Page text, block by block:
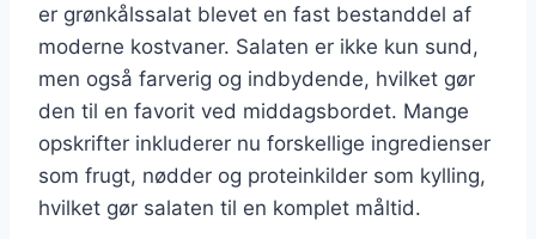
er grønkålssalat blevet en fast bestanddel af
moderne kostvaner. Salaten er ikke kun sund,
men også farverig og indbydende, hvilket gør
den til en favorit ved middagsbordet. Mange
opskrifter inkluderer nu forskellige ingredienser
som frugt, nødder og proteinkilder som kylling,
hvilket gør salaten til en komplet måltid.